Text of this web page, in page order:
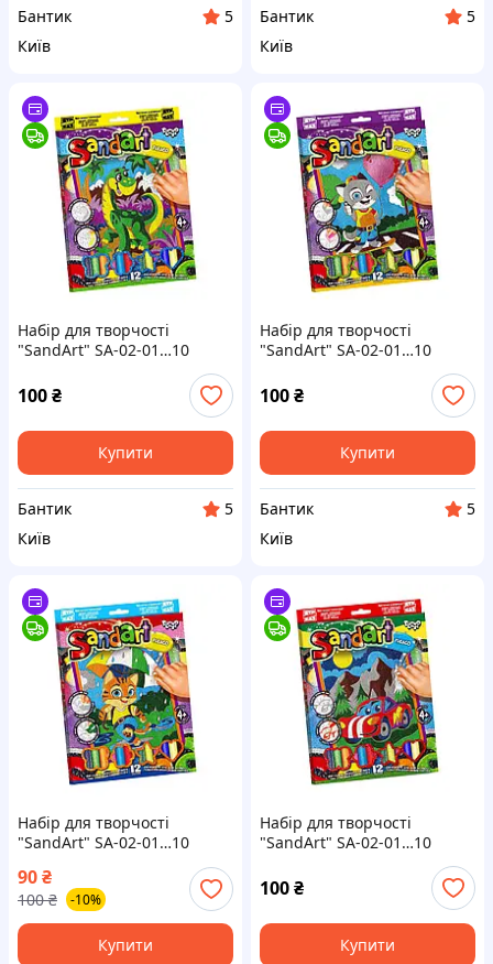
Бантик
5
Київ
Бантик
5
Київ
Набір для творчості
"SandArt" SA-02-01…10
фреска з піску Динозавр
100₴
Купити
Бантик
5
Київ
Набір для творчості
"SandArt" SA-02-01…10
фреска з піску Кіт на скейті
100₴
Купити
Бантик
5
Київ
Набір для творчості
"SandArt" SA-02-01…10
парасолькою
90₴
100 ₴ -10%
Купити
Набір для творчості
"SandArt" SA-02-01…10
100₴
Купити